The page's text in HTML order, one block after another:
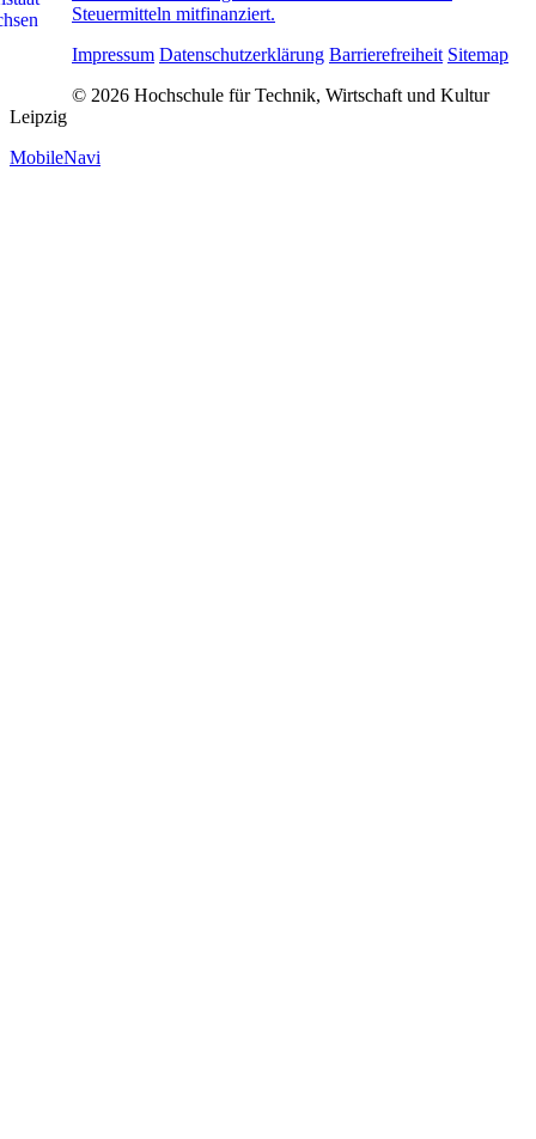
Steuermitteln mitfinanziert.
Impressum Datenschutzerklärung Barrierefreiheit Sitemap
© 2026 Hochschule für Technik, Wirtschaft und Kultur
Leipzig
MobileNavi